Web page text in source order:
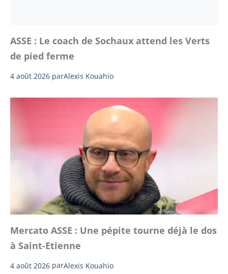
ASSE : Le coach de Sochaux attend les Verts
de pied ferme
4 août 2026 parAlexis Kouahio
Mercato ASSE : Une pépite tourne déjà le dos
à Saint-Etienne
4 août 2026 parAlexis Kouahio